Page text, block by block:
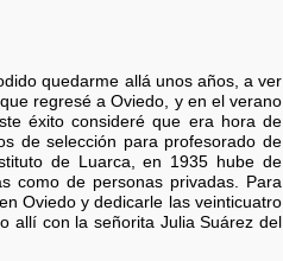
quedarme allá unos años, a ver
regresé a Oviedo, y en el verano
éxito consideré que era hora de
de selección para profesorado de
de Luarca, en 1935 hube de
como de personas privadas. Para
Oviedo y dedicarle las veinticuatro
allí con la señorita Julia Suárez del